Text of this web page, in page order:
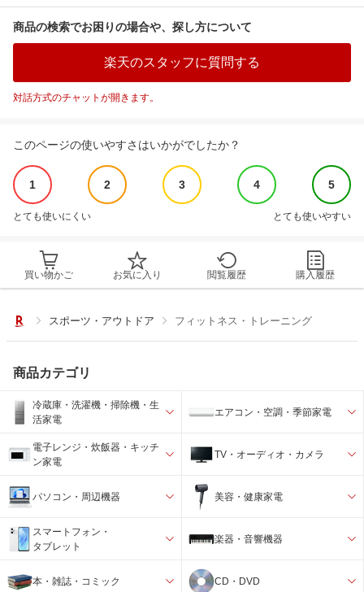
商品の検索でお困りの場合や、探し方について
楽天のスタッフに質問する
対話方式のチャットが開きます。
このページの使いやすさはいかがでしたか？
1 2 3 4 5
とても使いにくい とても使いやすい
買い物かご お気に入り 閲覧履歴 購入履歴
スポーツ・アウトドア フィットネス・トレーニング
商品カテゴリ
冷蔵庫・洗濯機・掃除機・生
活家電
エアコン・空調・季節家電
電子レンジ・炊飯器・キッチ
ン家電
TV・オーディオ・カメラ
パソコン・周辺機器 美容・健康家電
スマートフォン・
タブレット
楽器・音響機器
本・雑誌・コミック CD・DVD